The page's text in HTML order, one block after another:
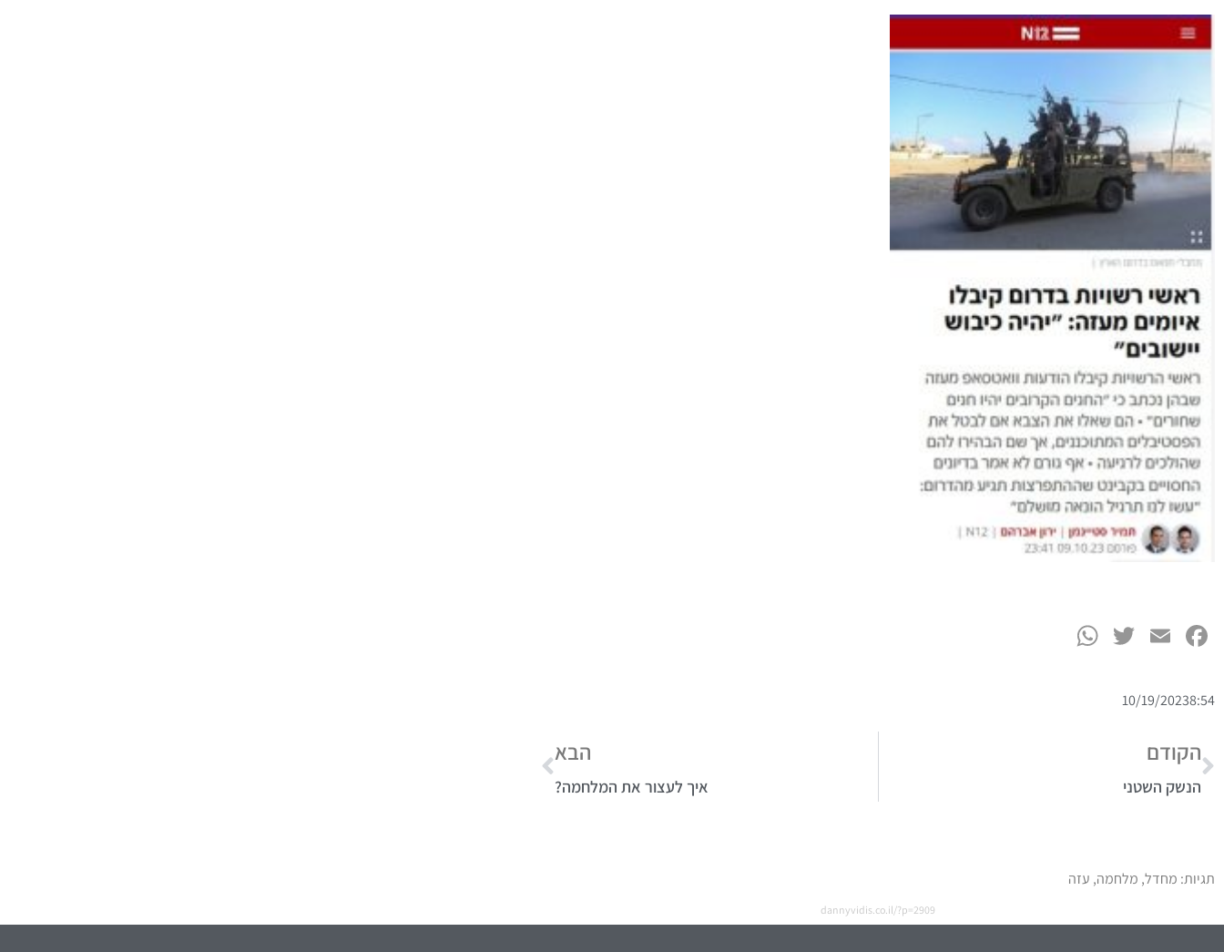
Facebook
Email
Twitter
8:54
10/19/2023
הקודם
הנשק השטני
הבא
איך לעצור את המלחמה?
תגיות: מחדל, מלחמה, עזה
dannyvidis.co.il/?p=2909